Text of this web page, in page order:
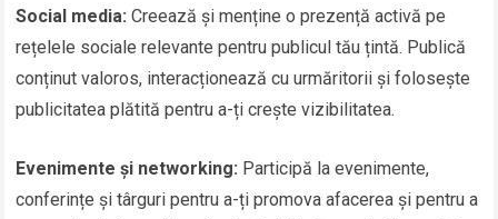
Social media: Creează și menține o prezență activă pe
rețelele sociale relevante pentru publicul tău țintă. Publică
conținut valoros, interacționează cu urmăritorii și folosește
publicitatea plătită pentru a-ți crește vizibilitatea.
Evenimente și networking: Participă la evenimente,
conferințe și târguri pentru a-ți promova afacerea și pentru a